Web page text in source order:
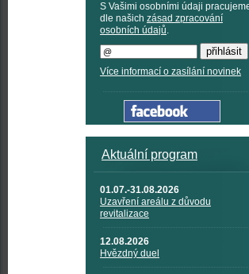
S Vašimi osobními údaji
dle našich zásad zpracování
osobních údajů.
Více informací o zasílání novinek
Aktuální program
01.07.-31.08.2026
Uzavření areálu z důvodu
revitalizace
12.08.2026
Hvězdný duel